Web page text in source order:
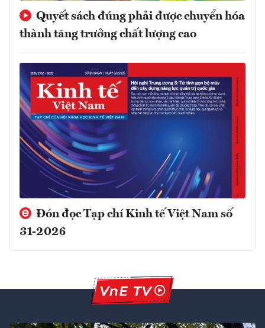
Quyết sách đúng phải được chuyển hóa
thành tăng trưởng chất lượng cao
Đón đọc Tạp chí Kinh tế Việt Nam số
31-2026